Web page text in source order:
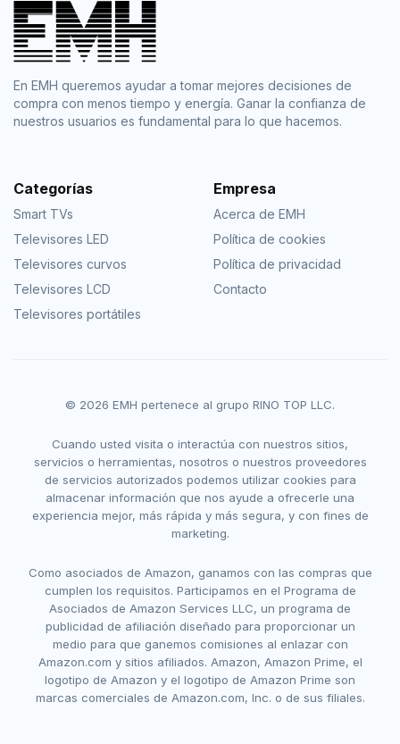
En EMH queremos ayudar a tomar mejores decisiones de
compra con menos tiempo y energía. Ganar la confianza de
nuestros usuarios es fundamental para lo que hacemos.
Categorías
Smart TVs
Televisores LED
Televisores curvos
Televisores LCD
Televisores portátiles
Empresa
Acerca de EMH
Política de cookies
Política de privacidad
Contacto
© 2026 EMH pertenece al grupo RINO TOP LLC.
Cuando usted visita o interactúa con nuestros sitios,
servicios o herramientas, nosotros o nuestros proveedores
de servicios autorizados podemos utilizar cookies para
almacenar información que nos ayude a ofrecerle una
experiencia mejor, más rápida y más segura, y con fines de
marketing.
Como asociados de Amazon, ganamos con las compras que
cumplen los requisitos. Participamos en el Programa de
Asociados de Amazon Services LLC, un programa de
publicidad de afiliación diseñado para proporcionar un
medio para que ganemos comisiones al enlazar con
Amazon.com y sitios afiliados. Amazon, Amazon Prime, el
logotipo de Amazon y el logotipo de Amazon Prime son
marcas comerciales de Amazon.com, Inc. o de sus filiales.